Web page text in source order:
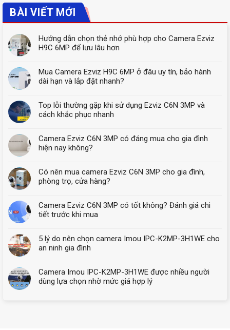
BÀI VIẾT MỚI
Hướng dẫn chọn thẻ nhớ phù hợp cho Camera Ezviz
H9C 6MP để lưu lâu hơn
Mua Camera Ezviz H9C 6MP ở đâu uy tín, bảo hành
dài hạn và lắp đặt nhanh?
Top lỗi thường gặp khi sử dụng Ezviz C6N 3MP và
cách khắc phục nhanh
Camera Ezviz C6N 3MP có đáng mua cho gia đình
hiện nay không?
Có nên mua camera Ezviz C6N 3MP cho gia đình,
phòng trọ, cửa hàng?
Camera Ezviz C6N 3MP có tốt không? Đánh giá chi
tiết trước khi mua
5 lý do nên chọn camera Imou IPC-K2MP-3H1WE cho
an ninh gia đình
Camera Imou IPC-K2MP-3H1WE được nhiều người
dùng lựa chọn nhờ mức giá hợp lý